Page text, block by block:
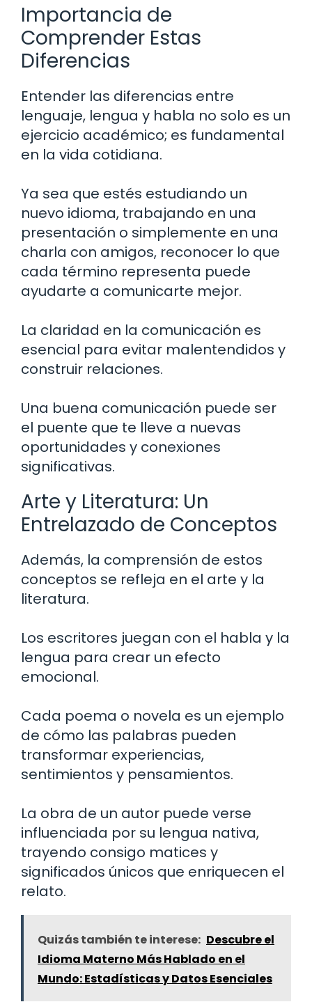
Importancia de
Comprender Estas
Diferencias
Entender las diferencias entre
lenguaje, lengua y habla no solo es un
ejercicio académico; es fundamental
en la vida cotidiana.
Ya sea que estés estudiando un
nuevo idioma, trabajando en una
presentación o simplemente en una
charla con amigos, reconocer lo que
cada término representa puede
ayudarte a comunicarte mejor.
La claridad en la comunicación es
esencial para evitar malentendidos y
construir relaciones.
Una buena comunicación puede ser
el puente que te lleve a nuevas
oportunidades y conexiones
significativas.
Arte y Literatura: Un
Entrelazado de Conceptos
Además, la comprensión de estos
conceptos se refleja en el arte y la
literatura.
Los escritores juegan con el habla y la
lengua para crear un efecto
emocional.
Cada poema o novela es un ejemplo
de cómo las palabras pueden
transformar experiencias,
sentimientos y pensamientos.
La obra de un autor puede verse
influenciada por su lengua nativa,
trayendo consigo matices y
significados únicos que enriquecen el
relato.
Quizás también te interese: Descubre el
Idioma Materno Más Hablado en el
Mundo: Estadísticas y Datos Esenciales